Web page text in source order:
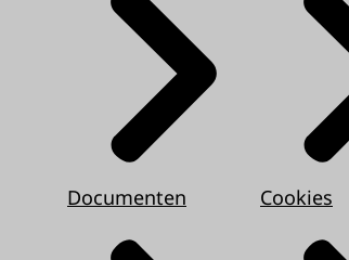
Documenten Cookies